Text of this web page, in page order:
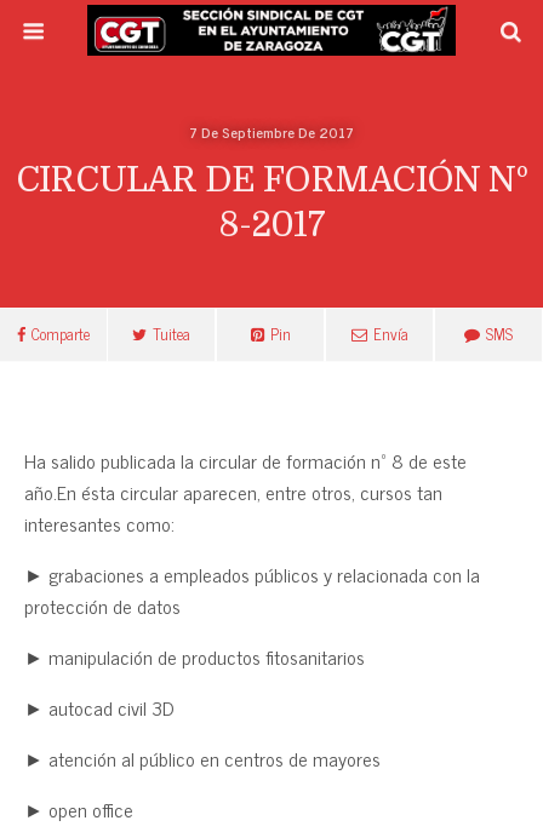
7 De Septiembre De 2017
CIRCULAR DE FORMACIÓN Nº
8-2017
Comparte Tuitea Pin Envía SMS
Ha salido publicada la circular de formación nº 8 de este
año.En ésta circular aparecen, entre otros, cursos tan
interesantes como:
► grabaciones a empleados públicos y relacionada con la
protección de datos
► manipulación de productos fitosanitarios
► autocad civil 3D
► atención al público en centros de mayores
► open office